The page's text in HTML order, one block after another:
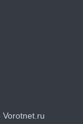
Vorotnet.ru